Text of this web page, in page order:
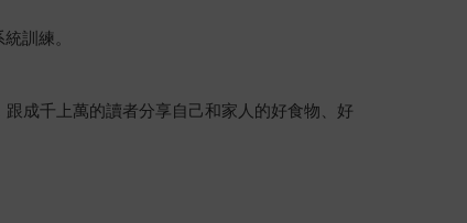
訓練。
成千上萬的讀者分享自己和家人的好食物、好